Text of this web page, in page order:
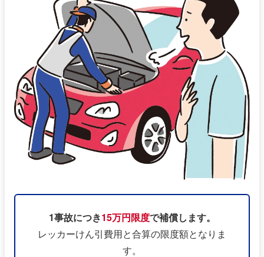
1事故につき15万円限度で補償します。
レッカーけん引費⽤と合算の限度額となりま
す。